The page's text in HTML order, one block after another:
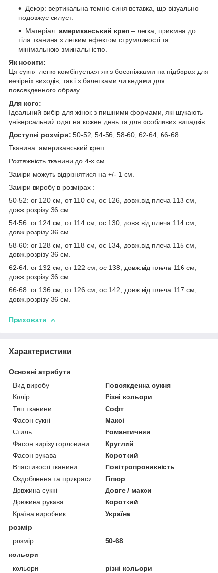
Декор: вертикальна темно-синя вставка, що візуально
подовжує силует.
Матеріал: американський креп – легка, приємна до
тіла тканина з легким ефектом струмливості та
мінімальною зминальністю.
Як носити:
Ця сукня легко комбінується як з босоніжками на підборах для
вечірніх виходів, так і з балетками чи кедами для
повсякденного образу.
Для кого:
Ідеальний вибір для жінок з пишними формами, які шукають
універсальний одяг на кожен день та для особливих випадків.
Доступні розміри: 50-52, 54-56, 58-60, 62-64, 66-68.
Тканина: американський креп.
Розтяжність тканини до 4-х см.
Заміри можуть відрізнятися на +/- 1 см.
Заміри виробу в розмірах :
50-52: ог 120 см, от 110 см, ос 126, довж.від плеча 113 см,
довж.розрізу 36 см.
54-56: ог 124 см, от 114 см, ос 130, довж.від плеча 114 см,
довж.розрізу 36 см.
58-60: ог 128 см, от 118 см, ос 134, довж.від плеча 115 см,
довж.розрізу 36 см.
62-64: ог 132 см, от 122 см, ос 138, довж.від плеча 116 см,
довж.розрізу 36 см.
66-68: ог 136 см, от 126 см, ос 142, довж.від плеча 117 см,
довж.розрізу 36 см.
Приховати
Характеристики
Основні атрибути
Вид виробу
Повсякденна сукня
Колір
Різні кольори
Тип тканини
Софт
Фасон сукні
Максі
Стиль
Романтичний
Фасон вирізу горловини
Круглий
Фасон рукава
Короткий
Властивості тканини
Повітропроникність
Оздоблення та прикраси
Гіпюр
Довжина сукні
Довге / макси
Довжина рукава
Короткий
Країна виробник
Україна
розмір
розмір
50-68
кольори
кольори
різні кольори